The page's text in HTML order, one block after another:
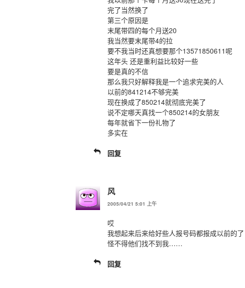
完了当然换了
第三个原因是
末尾带四的每个月送20
我当然要末尾带4的拉
要不我当时还真想要那个13571850611呢
这年头 还是重利益比较好一些
要是真的不信
那么我只好解释我是一个追求完美的人
以前的841214不够完美
现在换成了850214就彻底完美了
说不定哪天真找一个850214的女朋友
每年就省下一份礼物了
多实在
回复
风
2005/04/21 5:01 上午
哎
我想起来后来给好些人报号码都报成以前的了
怪不得他们找不到我……
回复